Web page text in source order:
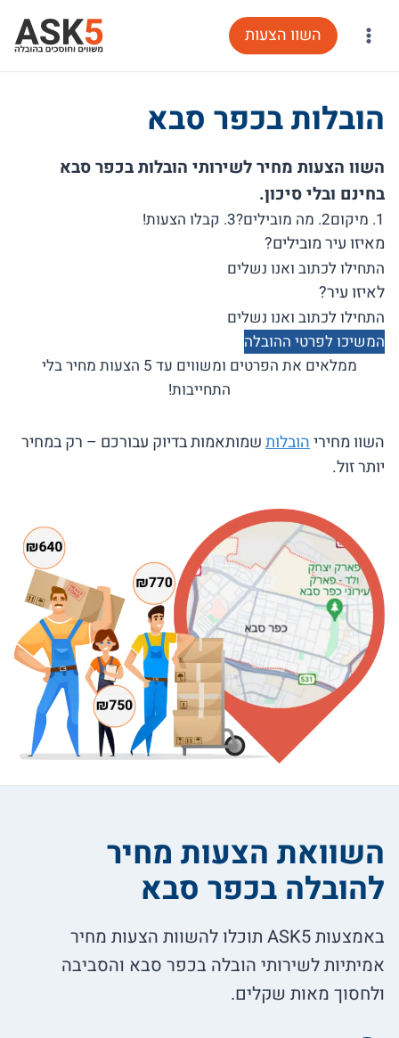
השוו הצעות
הובלות בכפר סבא
השוו הצעות מחיר לשירותי הובלות בכפר סבא
בחינם ובלי סיכון.
1. מיקום 2. מה מובילים? 3. קבלו הצעות!
מאיזו עיר מובילים?
לאיזו עיר?
המשיכו לפרטי ההובלה
ממלאים את הפרטים ומשווים עד 5 הצעות מחיר בלי
התחייבות!
השוו מחיריהובלותשמותאמות בדיוק עבורכם – רק במחיר
יותר זול.
השוואת הצעות מחיר
להובלה בכפר סבא
באמצעות ASK5 תוכלו להשוות הצעות מחיר
אמיתיות לשירותי הובלה בכפר סבא והסביבה
ולחסוך מאות שקלים.